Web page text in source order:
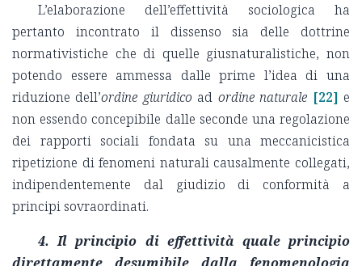
L’elaborazione dell’effettività sociologica ha
pertanto incontrato il dissenso sia delle dottrine
normativistiche che di quelle giusnaturalistiche, non
potendo essere ammessa dalle prime l’idea di una
riduzione dell’ordine giuridico ad ordine naturale [22] e
non essendo concepibile dalle seconde una regolazione
dei rapporti sociali fondata su una meccanicistica
ripetizione di fenomeni naturali causalmente collegati,
indipendentemente dal giudizio di conformità a
principi sovraordinati.
4. Il principio di effettività quale principio